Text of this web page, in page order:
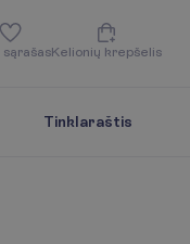
sąrašasKelionių krepšelis
Tinklaraštis